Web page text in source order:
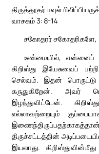
திருத்தூதர் பவுல்
வாசகம் 3: 8-14
சகோதரர் சகோதரிகளே,
உண்மையில், என்னைப்
கிறிஸ்து இயேசுவைப்
செல்வம். இதன் பொருட்டு
கருதுகிறேன். அவர்
இழந்துவிட்டேன்.
எல்லாவற்றையும்
திருச்சட்டத்தின்
இயலாது.